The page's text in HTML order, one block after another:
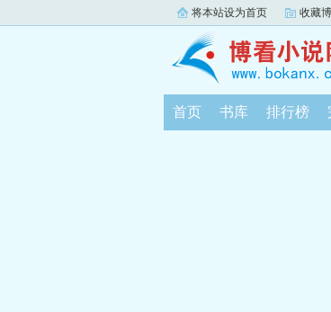
将本站设为首页 收藏
首页 书库 排行榜